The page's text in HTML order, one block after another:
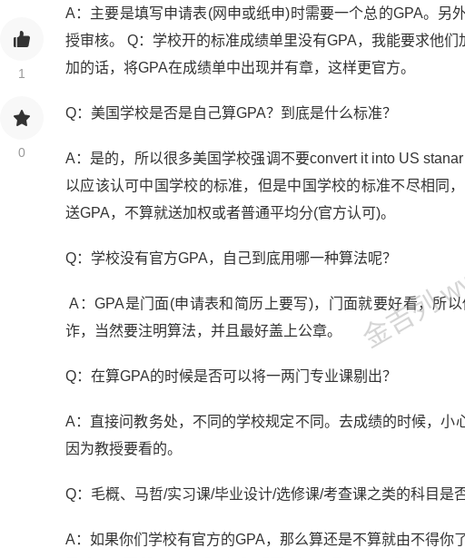
1
0
A：主要是填写申请表(网申或纸申)时需要一个总的GPA。另
授审核。 Q：学校开的标准成绩单里没有GPA，我能要求他
加的话，将GPA在成绩单中出现并有章，这样更官方。
Q：美国学校是否是自己算GPA？到底是什么标准？
A：是的，所以很多美国学校强调不要convert it into US
以应该认可中国学校的标准，但是中国学校的标准不尽相同
送GPA，不算就送加权或者普通平均分(官方认可)。
Q：学校没有官方GPA，自己到底用哪一种算法呢？
A：GPA是门面(申请表和简历上要写)，门面就要好看，所
诈，当然要注明算法，并且最好盖上公章。
Q：在算GPA的时候是否可以将一两门专业课剔出？
A：直接问教务处，不同的学校规定不同。去成绩的时候，
因为教授要看的。
Q：毛概、马哲/实习课/毕业设计/选修课/考查课之类的科目是
A：如果你们学校有官方的GPA，那么算还是不算就由不得你
金吉列